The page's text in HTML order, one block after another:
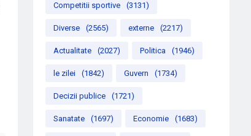
Competitii sportive (3131)
Diverse (2565) externe (2217)
Actualitate (2027) Politica (1946)
le zilei (1842) Guvern (1734)
Decizii publice (1721)
Sanatate (1697) Economie (1683)